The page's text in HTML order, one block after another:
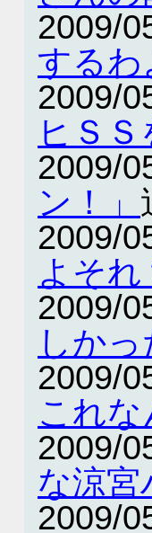
2009/
するわ
2009/
ヒＳ
2009/
ン！」
2009/
よそれ
2009/
しかっ
2009/
これ
2009/
な涼
2009/